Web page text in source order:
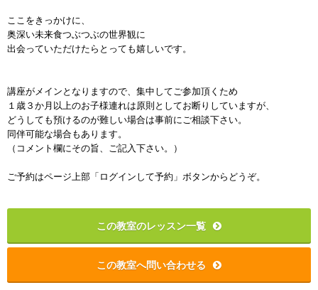
ここをきっかけに、
奥深い未来食つぶつぶの世界観に
出会っていただけたらとっても嬉しいです。
講座がメインとなりますので、集中してご参加頂くため
１歳３か月以上のお子様連れは原則としてお断りしていますが、
どうしても預けるのが難しい場合は事前にご相談下さい。
同伴可能な場合もあります。
（コメント欄にその旨、ご記入下さい。）
ご予約はページ上部「ログインして予約」ボタンからどうぞ。
この教室のレッスン一覧
この教室へ問い合わせる